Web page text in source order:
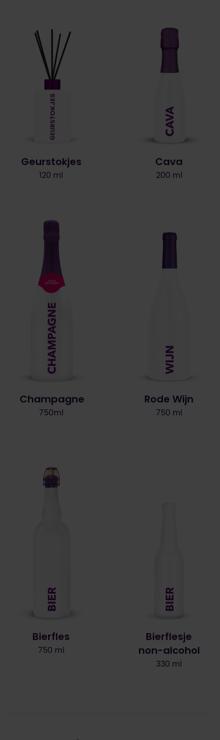
Geurstokjes
120 ml
Cava
200 ml
Champagne
750ml
Rode Wijn
750 ml
Bierfles
750 ml
Bierflesje
non-alcohol
330 ml